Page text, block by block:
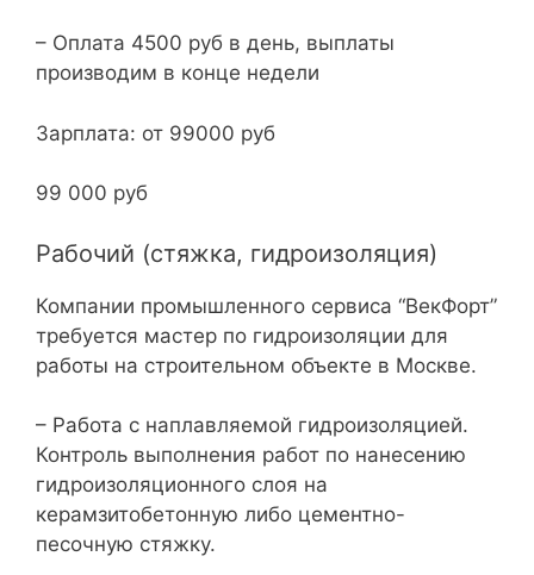
– Оплата 4500 руб в день, выплаты
производим в конце недели
Зарплата: от 99000 руб
99 000 руб
Рабочий (стяжка, гидроизоляция)
Компании промышленного сервиса “ВекФорт”
требуется мастер по гидроизоляции для
работы на строительном объекте в Москве.
– Работа с наплавляемой гидроизоляцией.
Контроль выполнения работ по нанесению
гидроизоляционного слоя на
керамзитобетонную либо цементно-
песочную стяжку.